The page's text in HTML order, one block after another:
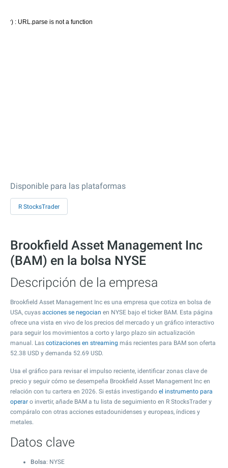
Disponible para las plataformas
R StocksTrader
Brookfield Asset Management Inc
(BAM) en la bolsa NYSE
Descripción de la empresa
Brookfield Asset Management Inc es una empresa que cotiza en bolsa de
USA, cuyas acciones se negocian en NYSE bajo el ticker BAM. Esta página
ofrece una vista en vivo de los precios del mercado y un gráfico interactivo
para seguir los movimientos a corto y largo plazo sin actualización
manual. Las cotizaciones en streaming más recientes para BAM son oferta
52.38 USD y demanda 52.69 USD.
Usa el gráfico para revisar el impulso reciente, identificar zonas clave de
precio y seguir cómo se desempeña Brookfield Asset Management Inc en
relación con tu cartera en 2026. Si estás investigando el instrumento para
operar o invertir, añade BAM a tu lista de seguimiento en R StocksTrader y
compáralo con otras acciones estadounidenses y europeas, índices y
metales.
Datos clave
Bolsa: NYSE